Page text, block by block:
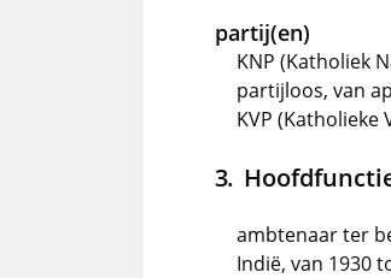
partij(en)
KNP (Katholiek
partijloos, van
KVP (Katholieke
ambtenaar ter
Indië, van 1930